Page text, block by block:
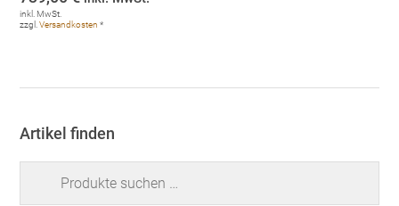
inkl. MwSt.
zzgl.Versandkosten *
Artikel finden